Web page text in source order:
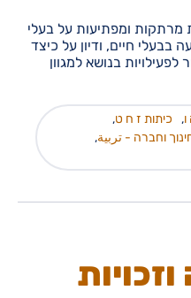
מרתקות ומפתיעות על בעלי
בבעלי חיים, ודיון על כיצד
בנושא למגוון
, כיתות ז ח ט,
וחברה - تربية,